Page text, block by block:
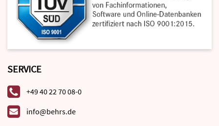
SERVICE
+49 40 22 70 08-0
info@behrs.de